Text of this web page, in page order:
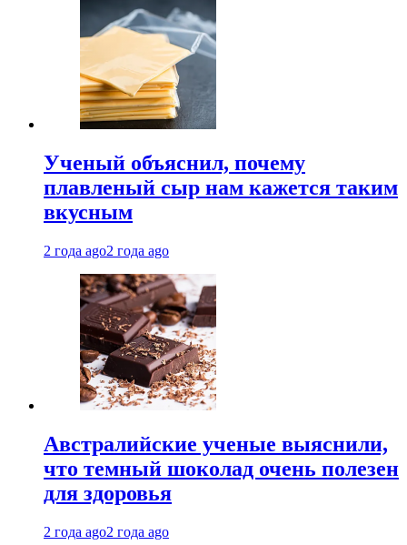
Ученый объяснил, почему
плавленый сыр нам кажется таким
вкусным
2 года ago2 года ago
Австралийские ученые выяснили,
что темный шоколад очень полезен
для здоровья
2 года ago2 года ago